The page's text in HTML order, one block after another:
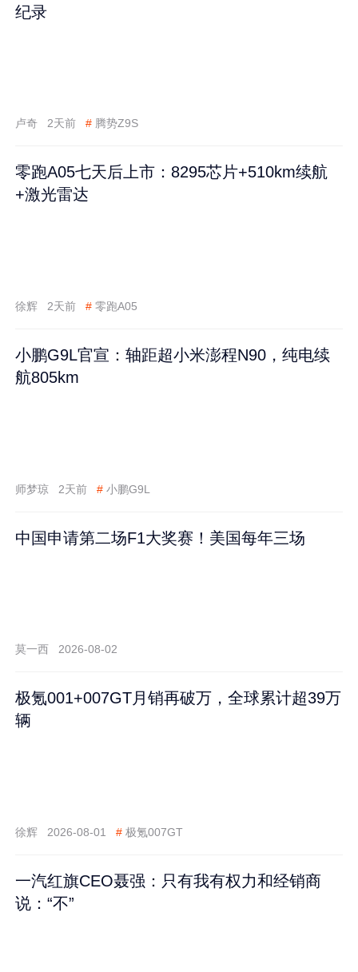
纪录
卢奇 2天前 # 腾势Z9S
零跑A05七天后上市：8295芯片+510km续航
+激光雷达
徐辉 2天前 # 零跑A05
小鹏G9L官宣：轴距超小米澎程N90，纯电续
航805km
师梦琼 2天前 # 小鹏G9L
中国申请第二场F1大奖赛！美国每年三场
莫一西 2026-08-02
极氪001+007GT月销再破万，全球累计超39万
辆
徐辉 2026-08-01 # 极氪007GT
一汽红旗CEO聂强：只有我有权力和经销商
说：“不”